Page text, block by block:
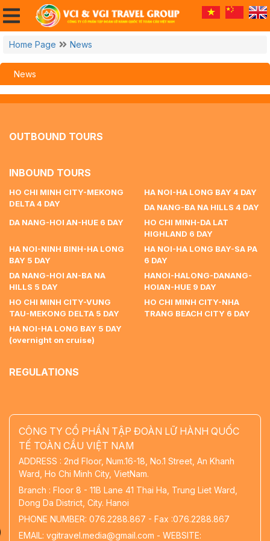
Home Page News
News
OUTBOUND TOURS
INBOUND TOURS
HO CHI MINH CITY-MEKONG
DELTA 4 DAY
HA NOI-HA LONG BAY 4 DAY
DA NANG-BA NA HILLS 4 DAY
DA NANG-HOI AN-HUE 6 DAY
HO CHI MINH-DA LAT
HIGHLAND 6 DAY
HA NOI-NINH BINH-HA LONG
BAY 5 DAY
HA NOI-HA LONG BAY-SA PA
6 DAY
DA NANG-HOI AN-BA NA
HILLS 5 DAY
HANOI-HALONG-DANANG-
HOIAN-HUE 9 DAY
HO CHI MINH CITY-VUNG
TAU-MEKONG DELTA 5 DAY
HO CHI MINH CITY-NHA
TRANG BEACH CITY 6 DAY
HA NOI-HA LONG BAY 5 DAY
(overnight on cruise)
REGULATIONS
CÔNG TY CỔ PHẦN TẬP ĐOÀN LỮ HÀNH QUỐC
TẾ TOÀN CẦU VIỆT NAM
ADDRESS : 2nd Floor, Num.16-18, No.1 Street, An Khanh
Ward, Ho Chi Minh City, VietNam.
Branch : Floor 8 - 11B Lane 41 Thai Ha, Trung Liet Ward,
Dong Da District, City. Hanoi
PHONE NUMBER: 076.2288.867 - Fax :076.2288.867
EMAIL: vgitravel.media@gmail.com - WEBSITE: